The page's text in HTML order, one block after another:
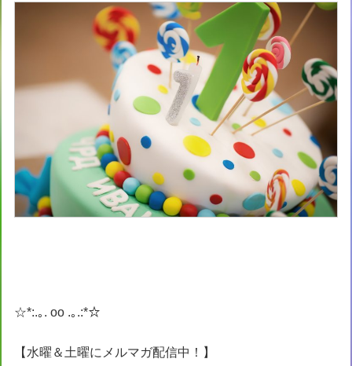
☆*:.｡. oo .｡.:*☆
【水曜＆土曜にメルマガ配信中！】